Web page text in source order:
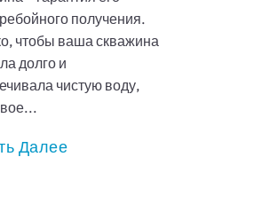
получения.
чтобы ваша скважина
долго и
чистую воду,
Далее